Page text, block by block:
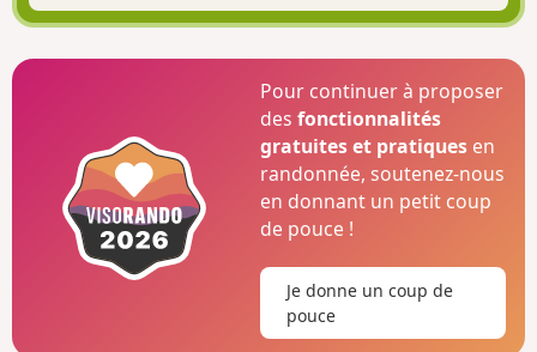
Pour continuer à proposer
desfonctionnalités
gratuites et pratiques en
randonnée, soutenez-nous
en donnant un petit coup
de pouce !
Je donne un coup de
pouce